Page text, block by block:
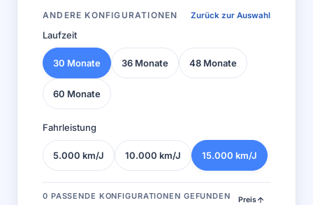
ANDERE KONFIGURATIONEN Zurück zur Auswahl
Laufzeit
30 Monate 36 Monate 48 Monate
60 Monate
Fahrleistung
5.000 km/J 10.000 km/J 15.000 km/J
0 PASSENDE KONFIGURATIONEN GEFUNDEN Preis